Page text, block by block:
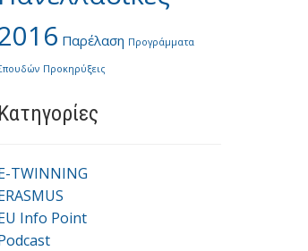
Παρέλαση Προγράμματα
Προκηρύξεις
Kατηγορίες
TWINNING
Info Point